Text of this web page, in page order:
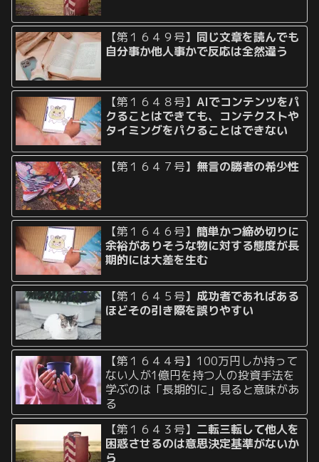
【第１６４９号】 同じ文章を読んでも
自分事か他人事かで反応は全然違う
【第１６４８号】AIでコンテンツをパ
クることはできても、コンテクストや
タイミングをパクることはできない
【第１６４７号】 無言の勝者の希少性
【第１６４６号】簡単かつ締め切りに
余裕がありそうな物に対する態度が長
期的には大差を生む
【第１６４５号】成功者であればある
ほどその引き際を誤りやすい
【第１６４４号】100万円しか持って
ない人が1億円を持つ人の投資手法を
学ぶのは「長期的に」見ると意味があ
る
【第１６４３号】 二転三転して他人を
困惑させるのは意思決定基準がないか
ら